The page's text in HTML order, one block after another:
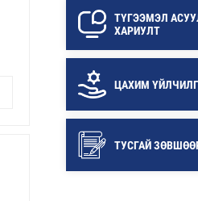
ТҮГЭЭМЭЛ
ХАРИУЛТ
ЦАХИМ
ТУСГАЙ